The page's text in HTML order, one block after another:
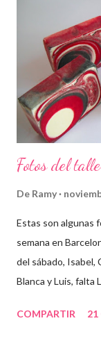
Fotos del
De Ramy
Estas son algunas
semana en
del sábado, Isabel,
Blanca y Luis, falta
primero un poco
COMPARTIR 21